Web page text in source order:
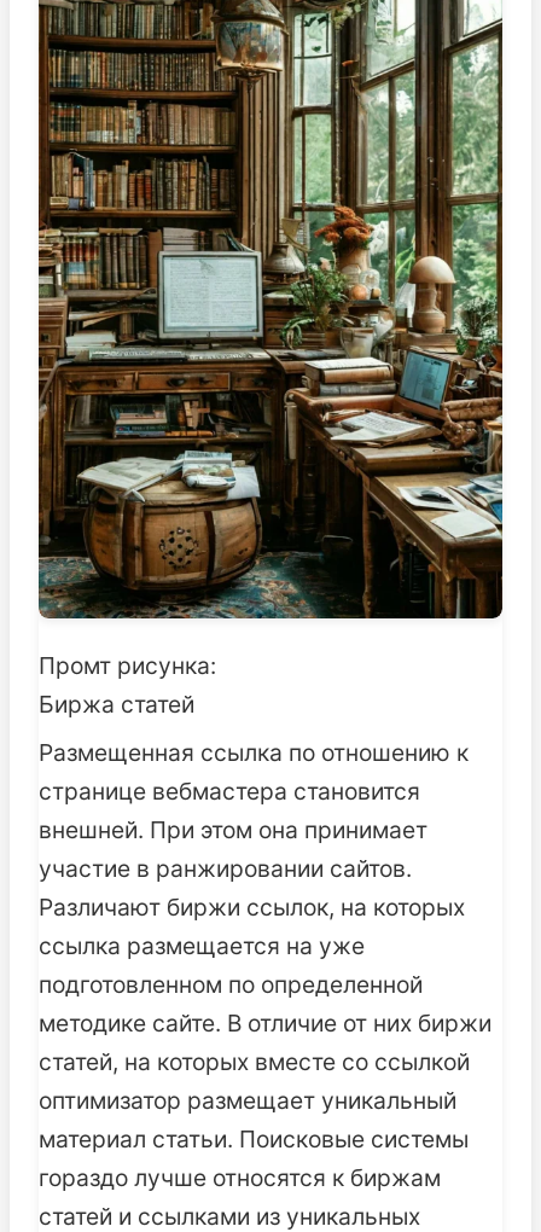
Промт рисунка:
Биржа статей
Размещенная ссылка по отношению к
странице вебмастера становится
внешней. При этом она принимает
участие в ранжировании сайтов.
Различают биржи ссылок, на которых
ссылка размещается на уже
подготовленном по определенной
методике сайте. В отличие от них биржи
статей, на которых вместе со ссылкой
оптимизатор размещает уникальный
материал статьи. Поисковые системы
гораздо лучше относятся к биржам
статей и ссылками из уникальных